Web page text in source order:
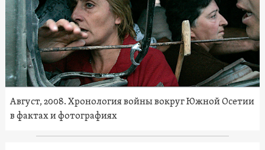
Август, 2008. Хронология войны вокруг Южной Осетии
в фактах и фотографиях